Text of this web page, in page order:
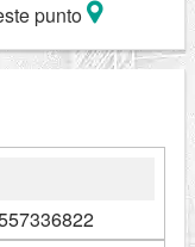
punto